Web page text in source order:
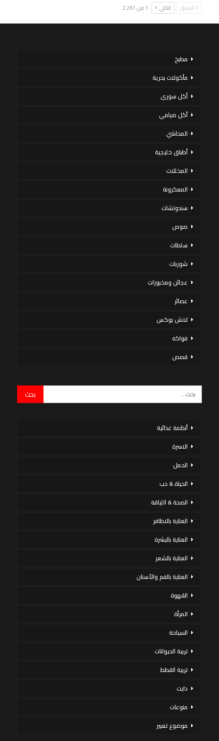
السابق التالي 1 من 2٬261
مطبخ
مأكولات بحرية
أكل سورى
أكل صيامي
المحاشي
أطباق خليجية
المخللات
المعكرونة
سندوتشات
صوص
سلطات
شوربات
عجائن ومخبوزات
عصائر
لانش بوكس
فواكه
قصص
أنظمة غذائية
الاسرة
الحمل
الحياة & حب
الصحة & اللياقة
العناية بالاظافر
العناية بالبشرة
العناية بالشعر
العناية بالفم والأسنان
القهوة
المرأة
السياحة
تربية الحيوانات
تربية القطط
دايت
منوعات
موضوع تعبير